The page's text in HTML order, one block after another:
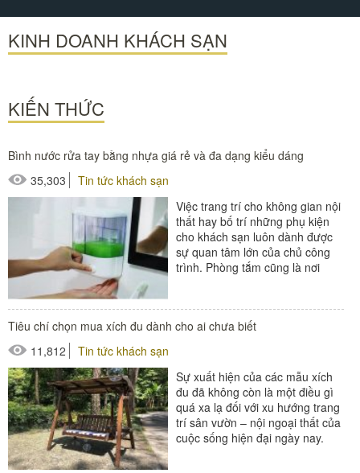
KINH DOANH KHÁCH SẠN
KIẾN THỨC
Bình nước rửa tay bằng nhựa giá rẻ và đa dạng kiểu dáng
35,303
Tin tức khách sạn
Việc trang trí cho không gian nội
thất hay bố trí những phụ kiện
cho khách sạn luôn dành được
sự quan tâm lớn của chủ công
trình. Phòng tắm cũng là nơi
#đồ dùng phòng tắm
Tiêu chí chọn mua xích đu dành cho ai chưa biết
11,812
Tin tức khách sạn
Sự xuất hiện của các mẫu xích
đu đã không còn là một điều gì
quá xa lạ đối với xu hướng trang
trí sân vườn – nội ngoại thất của
cuộc sống hiện đại ngày nay.